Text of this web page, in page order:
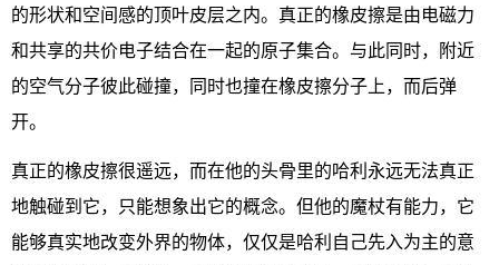
的形状和空间感的顶叶皮层之内。真正的橡皮擦是由电磁力
和共享的共价电子结合在一起的原子集合。与此同时，附近
的空气分子彼此碰撞，同时也撞在橡皮擦分子上，而后弹
开。
真正的橡皮擦很遥远，而在他的头骨里的哈利永远无法真正
地触碰到它，只能想象出它的概念。但他的魔杖有能力，它
能够真实地改变外界的物体，仅仅是哈利自己先入为主的意